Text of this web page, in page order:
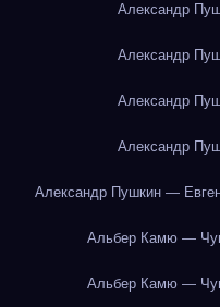
Александр
Александр
Александр
Александр
Александр Пушкин —
Альбер Камю —
Альбер Камю —